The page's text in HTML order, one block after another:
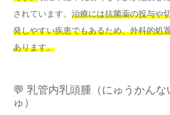
されています。 治療には抗菌薬の投与や
発しやすい疾患でもあるため、外科的処
あります。
💬 乳管内乳頭腫（にゅうかんな
ゅ）